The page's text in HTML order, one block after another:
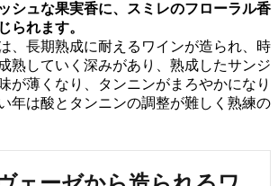
シュな果実香に、
スミレのフローラル香
られます。
、長期熟成に耐えるワインが造られ、時
熟していく深みがあり、熟成したサンジ
が薄くなり、タンニンがまろやかになり
年は酸とタンニンの調整が難しく熟練の